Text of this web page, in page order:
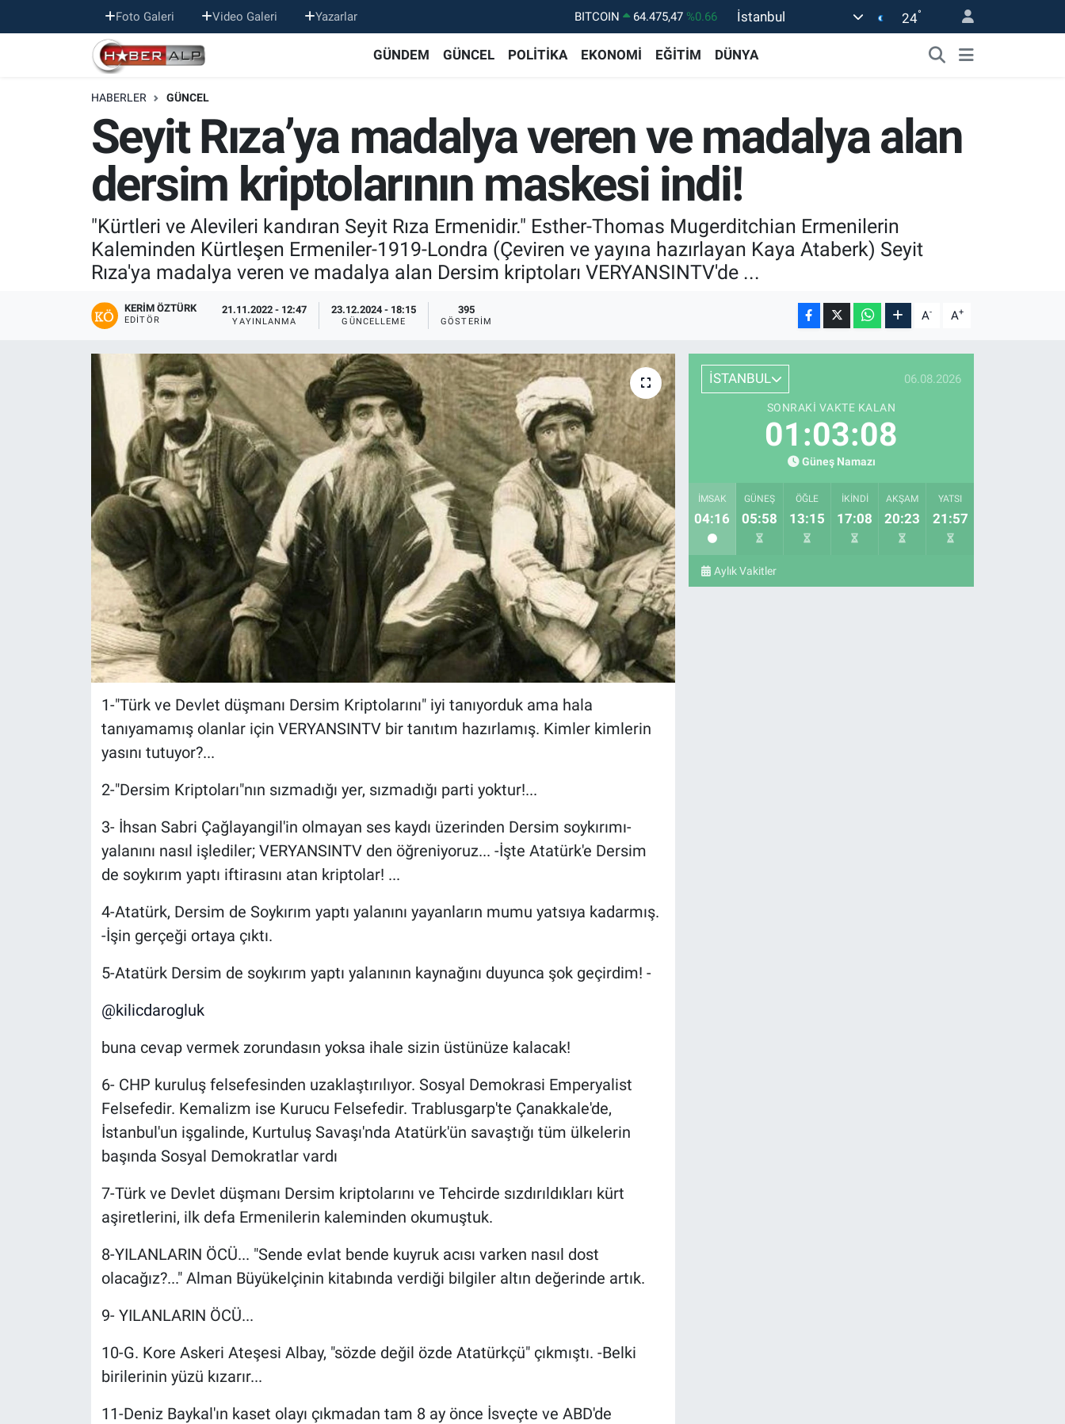
Foto Galeri Video Galeri Yazarlar DOLAR 47,5971 %0.05
EURO
55,1336 %0.18
BİST100
13.703 %0
İstanbul 24°
GÜNDEM GÜNCEL POLİTİKA EKONOMİ EĞİTİM DÜNYA
HABERLER GÜNCEL
Seyit Rıza’ya madalya veren ve madalya alan
dersim kriptolarının maskesi indi!
"Kürtleri ve Alevileri kandıran Seyit Rıza Ermenidir." Esther-Thomas Mugerditchian Ermenilerin
Kaleminden Kürtleşen Ermeniler-1919-Londra (Çeviren ve yayına hazırlayan Kaya Ataberk) Seyit
Rıza'ya madalya veren ve madalya alan Dersim kriptoları VERYANSINTV'de ...
KERIM ÖZTÜRK
EDITÖR
21.11.2022 - 12:47
YAYINLANMA
23.12.2024 - 18:15
GÜNCELLEME
395
GÖSTERIM A- A+
1-"Türk ve Devlet düşmanı Dersim Kriptolarını" iyi tanıyorduk ama hala
tanıyamamış olanlar için VERYANSINTV bir tanıtım hazırlamış. Kimler kimlerin
yasını tutuyor?...
2-"Dersim Kriptoları"nın sızmadığı yer, sızmadığı parti yoktur!...
3- İhsan Sabri Çağlayangil'in olmayan ses kaydı üzerinden Dersim soykırımı-
yalanını nasıl işlediler; VERYANSINTV den öğreniyoruz... -İşte Atatürk'e Dersim
de soykırım yaptı iftirasını atan kriptolar! ...
4-Atatürk, Dersim de Soykırım yaptı yalanını yayanların mumu yatsıya kadarmış.
-İşin gerçeği ortaya çıktı.
5-Atatürk Dersim de soykırım yaptı yalanının kaynağını duyunca şok geçirdim! -
@kilicdarogluk
buna cevap vermek zorundasın yoksa ihale sizin üstünüze kalacak!
6- CHP kuruluş felsefesinden uzaklaştırılıyor. Sosyal Demokrasi Emperyalist
Felsefedir. Kemalizm ise Kurucu Felsefedir. Trablusgarp'te Çanakkale'de,
İstanbul'un işgalinde, Kurtuluş Savaşı'nda Atatürk'ün savaştığı tüm ülkelerin
başında Sosyal Demokratlar vardı
7-Türk ve Devlet düşmanı Dersim kriptolarını ve Tehcirde sızdırıldıkları kürt
aşiretlerini, ilk defa Ermenilerin kaleminden okumuştuk.
8-YILANLARIN ÖCÜ... "Sende evlat bende kuyruk acısı varken nasıl dost
olacağız?..." Alman Büyükelçinin kitabında verdiği bilgiler altın değerinde artık.
9- YILANLARIN ÖCÜ...
10-G. Kore Askeri Ateşesi Albay, "sözde değil özde Atatürkçü" çıkmıştı. -Belki
birilerinin yüzü kızarır...
11-Deniz Baykal'ın kaset olayı çıkmadan tam 8 ay önce İsveçte ve ABD'de
İSTANBUL 06.08.2026
SONRAKI VAKTE KALAN
01:03:07
Güneş Namazı
İMSAK
04:16
GÜNEŞ
05:58
ÖĞLE
13:15
İKINDI
17:08
AKŞAM
20:23
YATSI
21:57
Aylık Vakitler
Nöbetçi Eczaneler
Hava Durumu
Trafik Durumu
Süper Lig Puan Durumu ve Fikstür
Tüm Manşetler
Son Dakika Haberleri
Haber Arşivi